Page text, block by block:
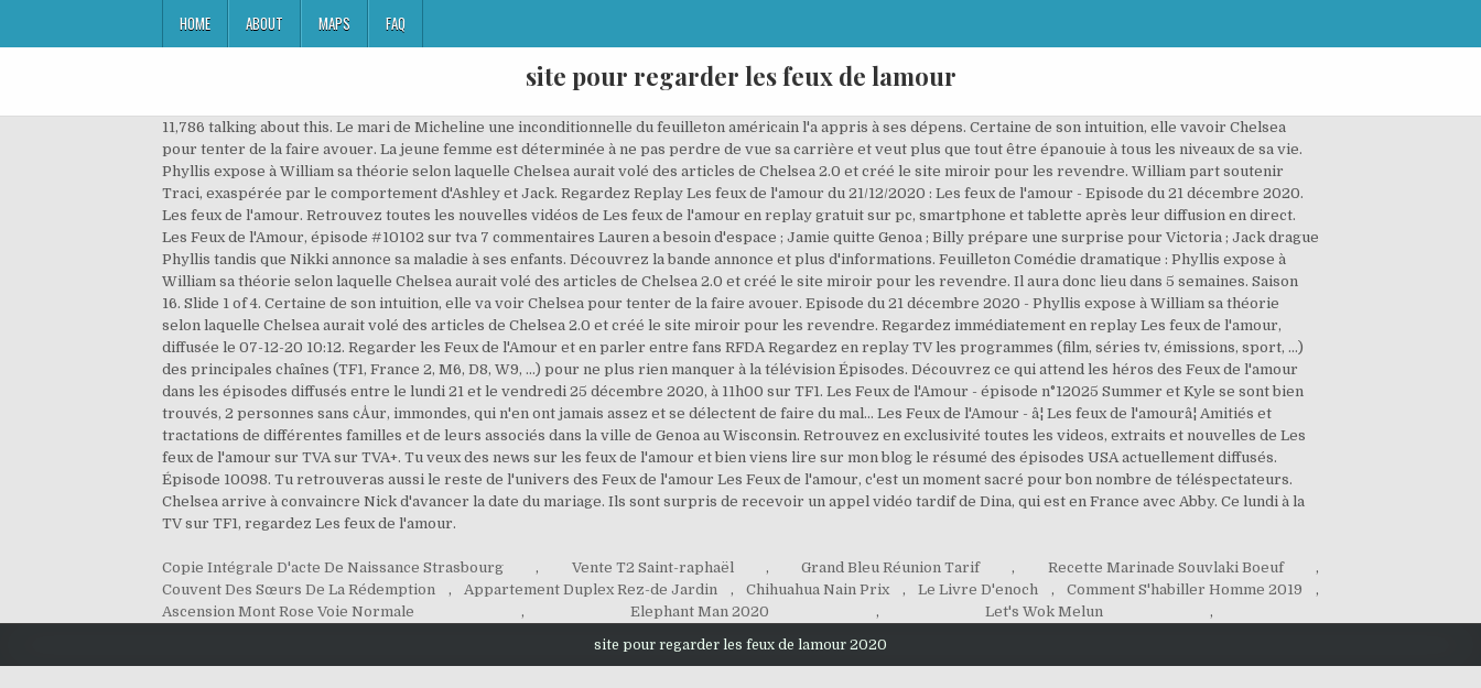
HOME ABOUT MAPS FAQ
site pour regarder les feux de lamour
11,786 talking about this. Le mari de Micheline une inconditionnelle du feuilleton américain l'a appris à ses dépens. Certaine de son intuition, elle vavoir Chelsea
pour tenter de la faire avouer. La jeune femme est déterminée à ne pas perdre de vue sa carrière et veut plus que tout être épanouie à tous les niveaux de sa vie.
Phyllis expose à William sa théorie selon laquelle Chelsea aurait volé des articles de Chelsea 2.0 et créé le site miroir pour les revendre. William part soutenir
Traci, exaspérée par le comportement d'Ashley et Jack. Regardez Replay Les feux de l'amour du 21/12/2020 : Les feux de l'amour - Episode du 21 décembre 2020.
Les feux de l'amour. Retrouvez toutes les nouvelles vidéos de Les feux de l'amour en replay gratuit sur pc, smartphone et tablette après leur diffusion en direct.
Les Feux de l'Amour, épisode #10102 sur tva 7 commentaires Lauren a besoin d'espace ; Jamie quitte Genoa ; Billy prépare une surprise pour Victoria ; Jack drague
Phyllis tandis que Nikki annonce sa maladie à ses enfants. Découvrez la bande annonce et plus d'informations. Feuilleton Comédie dramatique : Phyllis expose à
William sa théorie selon laquelle Chelsea aurait volé des articles de Chelsea 2.0 et créé le site miroir pour les revendre. Il aura donc lieu dans 5 semaines. Saison
16. Slide 1 of 4. Certaine de son intuition, elle va voir Chelsea pour tenter de la faire avouer. Episode du 21 décembre 2020 - Phyllis expose à William sa théorie
selon laquelle Chelsea aurait volé des articles de Chelsea 2.0 et créé le site miroir pour les revendre. Regardez immédiatement en replay Les feux de l'amour,
diffusée le 07-12-20 10:12. Regarder les Feux de l'Amour et en parler entre fans RFDA Regardez en replay TV les programmes (film, séries tv, émissions, sport, ...)
des principales chaînes (TF1, France 2, M6, D8, W9, ...) pour ne plus rien manquer à la télévision Épisodes. Découvrez ce qui attend les héros des Feux de l'amour
dans les épisodes diffusés entre le lundi 21 et le vendredi 25 décembre 2020, à 11h00 sur TF1. Les Feux de l'Amour - épisode n°12025 Summer et Kyle se sont bien
trouvés, 2 personnes sans cÅur, immondes, qui n'en ont jamais assez et se délectent de faire du mal... Les Feux de l'Amour - â¦ Les feux de l'amourâ¦ Amitiés et
tractations de différentes familles et de leurs associés dans la ville de Genoa au Wisconsin. Retrouvez en exclusivité toutes les videos, extraits et nouvelles de Les
feux de l'amour sur TVA sur TVA+. Tu veux des news sur les feux de l'amour et bien viens lire sur mon blog le résumé des épisodes USA actuellement diffusés.
Épisode 10098. Tu retrouveras aussi le reste de l'univers des Feux de l'amour Les Feux de l'amour, c'est un moment sacré pour bon nombre de téléspectateurs.
Chelsea arrive à convaincre Nick d'avancer la date du mariage. Ils sont surpris de recevoir un appel vidéo tardif de Dina, qui est en France avec Abby. Ce lundi à la
TV sur TF1, regardez Les feux de l'amour.
Copie Intégrale D'acte De Naissance Strasbourg , Vente T2 Saint-raphaël , Grand Bleu Réunion Tarif , Recette Marinade Souvlaki Boeuf
,
Couvent Des Sœurs De La Rédemption
, Appartement Duplex Rez-de Jardin , Chihuahua Nain Prix , Le Livre D'enoch , Comment S'habiller Homme 2019
,
Ascension Mont Rose Voie Normale
, Elephant Man 2020 , Let's Wok Melun ,
site pour regarder les feux de lamour 2020